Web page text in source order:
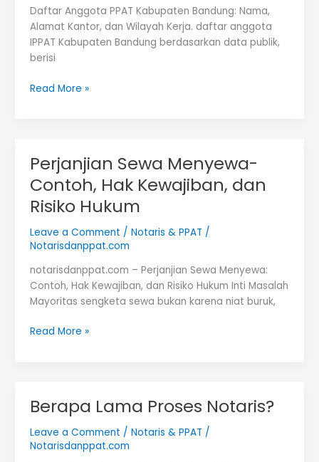
Daftar Anggota PPAT Kabupaten Bandung: Nama,
Alamat Kantor, dan Wilayah Kerja. daftar anggota
IPPAT Kabupaten Bandung berdasarkan data publik,
berisi
Daftar
Read More »
Perjanjian Sewa Menyewa-
Contoh, Hak Kewajiban, dan
Risiko Hukum
Leave a Comment / Notaris & PPAT /
Notarisdanppat.com
notarisdanppat.com – Perjanjian Sewa Menyewa:
Contoh, Hak Kewajiban, dan Risiko Hukum Inti Masalah
Mayoritas sengketa sewa bukan karena niat buruk,
Perjanjian
Kewajiban,
Risiko
Read More »
Berapa Lama Proses Notaris?
Leave a Comment / Notaris & PPAT /
Notarisdanppat.com